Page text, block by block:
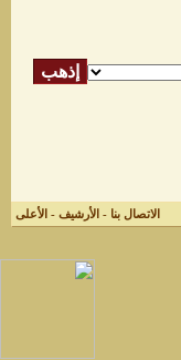
الاتصال بنا - الأرشيف - الأعلى